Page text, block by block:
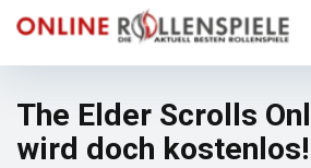
The Elder Scrolls
wird doch kostenlos!